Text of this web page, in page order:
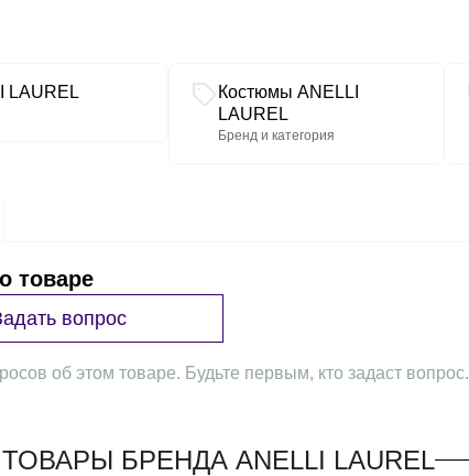
LAUREL
Костюмы ANELLI
LAUREL
Бренд и категория
товаре
вопрос
об этом товаре. Будьте первым, кто задаст вопрос.
БРЕНДА ANELLI LAUREL